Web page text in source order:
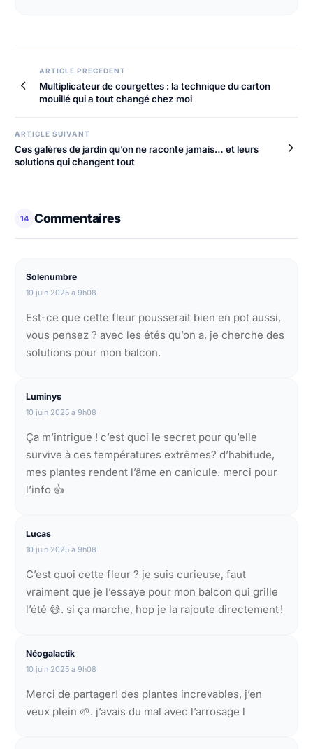
ARTICLE PRECEDENT
Multiplicateur de courgettes : la technique du carton
mouillé qui a tout changé chez moi
ARTICLE SUIVANT
Ces galères de jardin qu’on ne raconte jamais… et leurs
solutions qui changent tout
14 Commentaires
Solenumbre
10 juin 2025 à 9h08
Est-ce que cette fleur pousserait bien en pot aussi,
vous pensez ? avec les étés qu’on a, je cherche des
solutions pour mon balcon.
Luminys
10 juin 2025 à 9h08
Ça m’intrigue ! c’est quoi le secret pour qu’elle
survive à ces températures extrêmes? d’habitude,
mes plantes rendent l’âme en canicule. merci pour
l’info 👍
Lucas
10 juin 2025 à 9h08
C’est quoi cette fleur ? je suis curieuse, faut
vraiment que je l’essaye pour mon balcon qui grille
l’été 😅. si ça marche, hop je la rajoute directement !
Néogalactik
10 juin 2025 à 9h08
Merci de partager! des plantes increvables, j’en
veux plein 🌱. j’avais du mal avec l’arrosage l